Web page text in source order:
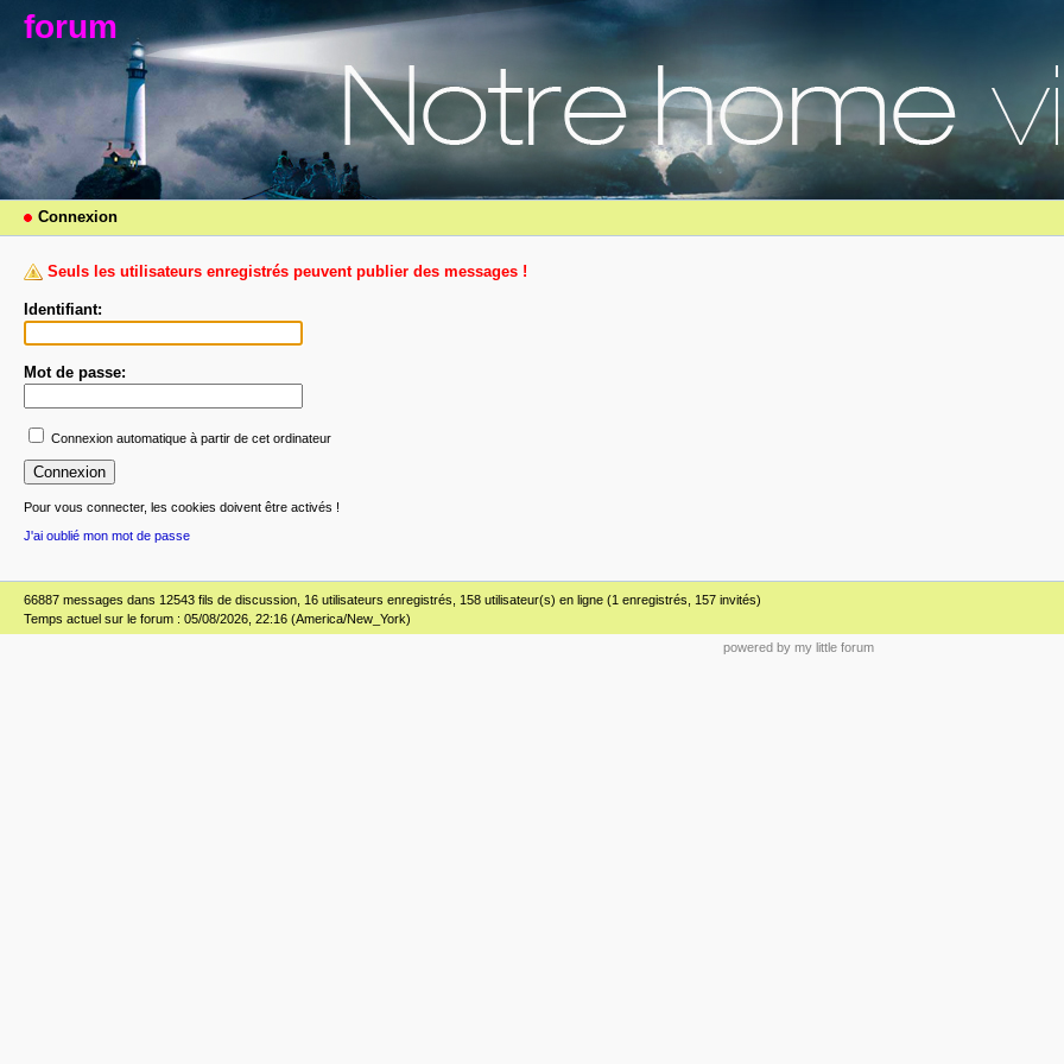
forum
Connexion
Seuls les utilisateurs enregistrés peuvent publier des messages !
Identifiant:
Mot de passe:
Connexion automatique à partir de cet ordinateur
Pour vous connecter, les cookies doivent être activés !
J'ai oublié mon mot de passe
66887 messages dans 12543 fils de discussion, 16 utilisateurs enregistrés, 158 utilisateur(s) en ligne (1 enregistrés, 157 invités)
Temps actuel sur le forum : 05/08/2026, 22:16 (America/New_York)
powered by my little forum